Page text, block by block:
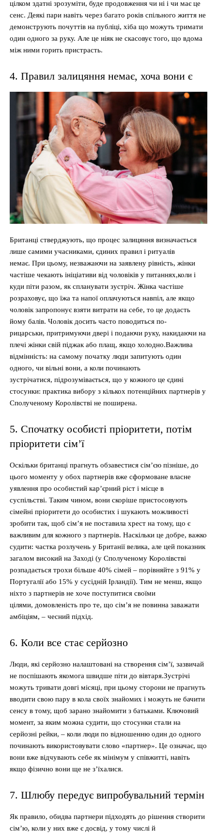
цілком здатні зрозуміти, буде продовження чи ні і чи має це
сенс. Деякі пари навіть через багато років спільного життя не
демонструють почуттів на публіці, хіба що можуть тримати
один одного за руку. Але це ніяк не скасовує того, що вдома
між ними горить пристрасть.
4. Правил залицяння немає, хоча вони є
Британці стверджують, що процес залицяння визначається
лише самими учасниками, єдиних правил і ритуалів
немає. При цьому, незважаючи на заявлену рівність, жінки
частіше чекають ініціативи від чоловіків у питаннях,коли і
куди піти разом, як спланувати зустріч. Жінка частіше
розраховує, що їжа та напої оплачуються навпіл, але якщо
чоловік запропонує взяти витрати на себе, то це додасть
йому балів. Чоловік досить часто поводиться по-
рицарськи, притримуючи двері і подаючи руку, накидаючи на
плечі жінки свій піджак або плащ, якщо холодно.Важлива
відмінність: на самому початку люди запитують один
одного, чи вільні вони, а коли починають
зустрічатися, підрозумівається, що у кожного це єдині
стосунки: практика вибору з кількох потенційних партнерів у
Сполученому Королівстві не поширена.
5. Спочатку особисті пріоритети, потім
пріоритети сім’ї
Оскільки британці прагнуть обзавестися сім’єю пізніше, до
цього моменту у обох партнерів вже сформоване власне
уявлення про особистий кар’єрний ріст і місце в
суспільстві. Таким чином, вони скоріше пристосовують
сімейні пріоритети до особистих і шукають можливості
зробити так, щоб сім’я не поставила хрест на тому, що є
важливим для кожного з партнерів. Наскільки це добре, важко
судити: частка розлучень у Британії велика, але цей показник
загалом високий на Заході (у Сполученому Королівстві
розпадається трохи більше 40% сімей – порівняйте з 91% у
Португалії або 15% у сусідній Ірландії). Тим не менш, якщо
ніхто з партнерів не хоче поступитися своїми
цілями, домовленість про те, що сім’я не повинна заважати
амбіціям, – чесний підхід.
6. Коли все стає серйозно
Люди, які серйозно налаштовані на створення сім’ї, зазвичай
не поспішають якомога швидше піти до вівтаря.Зустрічі
можуть тривати довгі місяці, при цьому сторони не прагнуть
вводити свою пару в кола своїх знайомих і можуть не бачити
сенсу в тому, щоб зарано знайомити з батьками. Ключовий
момент, за яким можна судити, що стосунки стали на
серйозні рейки, – коли люди по відношенню один до одного
починають використовувати слово «партнер». Це означає, що
вони вже відчувають себе як мінімум у співжитті, навіть
якщо фізично вони ще не з’їхалися.
7. Шлюбу передує випробувальний термін
Як правило, обидва партнери підходять до рішення створити
сім’ю, коли у них вже є досвід, у тому числі й